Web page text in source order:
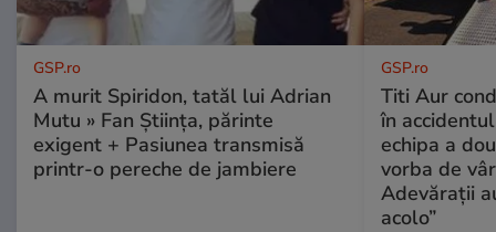
GSP.ro
A murit Spiridon, tatăl lui Adrian
Mutu » Fan Știința, părinte
exigent + Pasiunea transmisă
printr-o pereche de jambiere
GSP.ro
Titi Aur
în
echipa a
vorba de
Adevărații
acolo”